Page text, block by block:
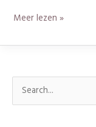
Meer lezen »
o